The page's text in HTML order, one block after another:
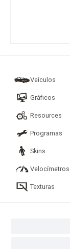
Veículos
Gráficos
Resources
Programas
Skins
Velocímetros
Texturas